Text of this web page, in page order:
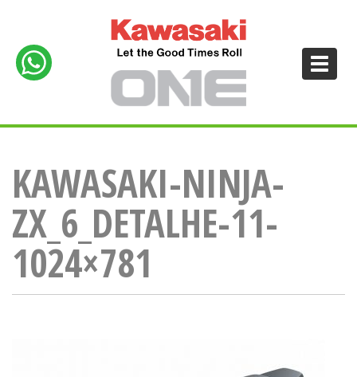
KAWASAKI-NINJA-
ZX_6_DETALHE-11-
1024×781